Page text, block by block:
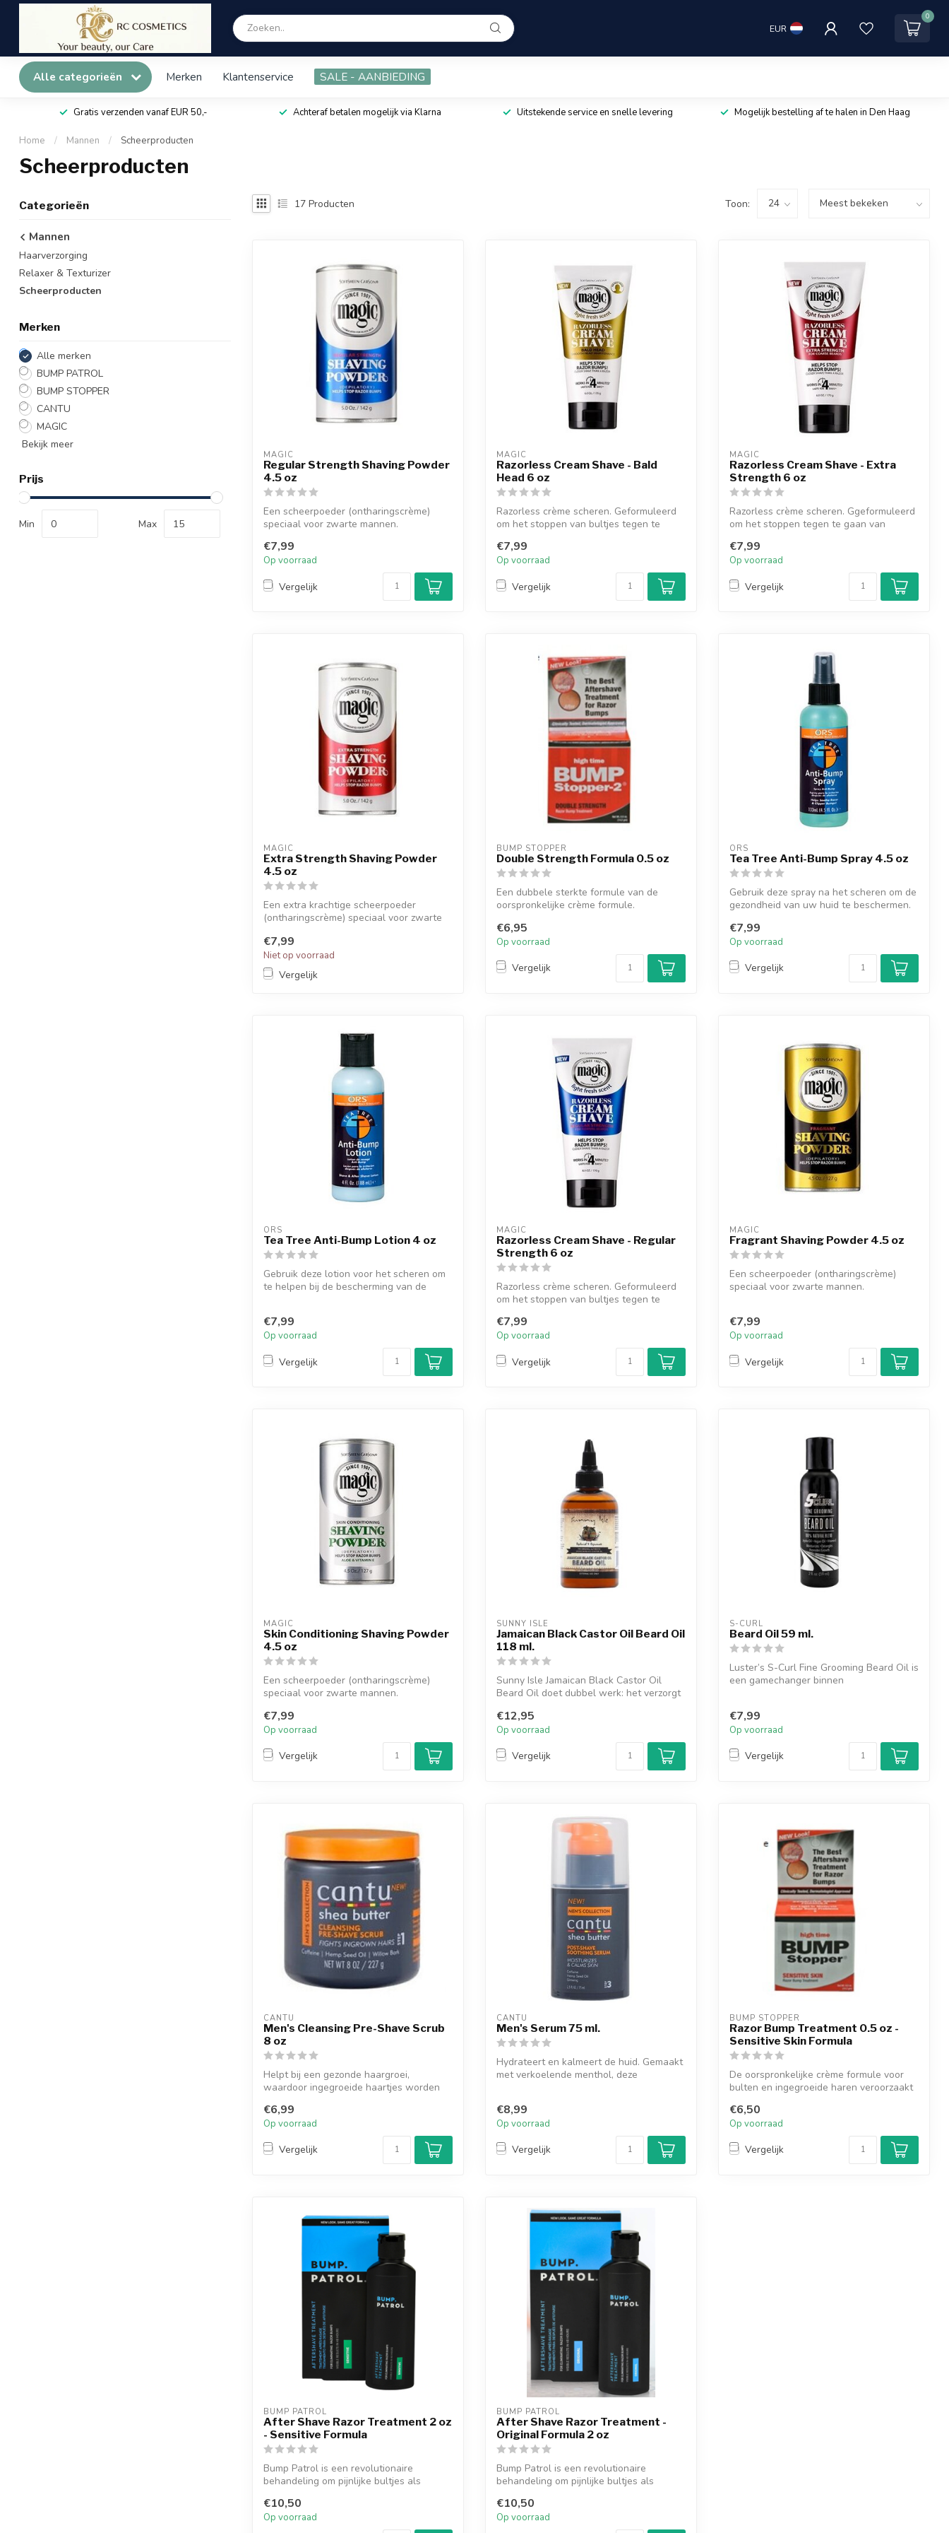
EUR
0
Alle categorieën Merken Klantenservice SALE - AANBIEDING
Gratis verzenden vanaf EUR 50,- Achteraf betalen mogelijk via Klarna Uitstekende service en snelle levering Mogelijk bestelling af te halen in Den Haag
Home / Mannen / Scheerproducten
Scheerproducten
Categorieën
Mannen
Haarverzorging
Relaxer & Texturizer
Scheerproducten
Merken
Alle merken
BUMP PATROL
BUMP STOPPER
CANTU
MAGIC
Bekijk meer
Prijs
Min Max
17 Producten Toon:
MAGIC
Regular Strength Shaving Powder
4.5 oz
Een scheerpoeder (ontharingscrème)
speciaal voor zwarte mannen.
€7,99
Op voorraad
Vergelijk
MAGIC
Razorless Cream Shave - Bald
Head 6 oz
Razorless crème scheren. Geformuleerd
om het stoppen van bultjes tegen te
€7,99
Op voorraad
Vergelijk
MAGIC
Razorless Cream Shave - Extra
Strength 6 oz
Razorless crème scheren. Ggeformuleerd
om het stoppen tegen te gaan van
€7,99
Op voorraad
Vergelijk
MAGIC
Extra Strength Shaving Powder
4.5 oz
Een extra krachtige scheerpoeder
(ontharingscrème) speciaal voor zwarte
€7,99
Niet op voorraad
Vergelijk
BUMP STOPPER
Double Strength Formula 0.5 oz
Een dubbele sterkte formule van de
oorspronkelijke crème formule.
€6,95
Op voorraad
Vergelijk
ORS
Tea Tree Anti-Bump Spray 4.5 oz
Gebruik deze spray na het scheren om de
gezondheid van uw huid te beschermen.
€7,99
Op voorraad
Vergelijk
ORS
Tea Tree Anti-Bump Lotion 4 oz
Gebruik deze lotion voor het scheren om
te helpen bij de bescherming van de
€7,99
Op voorraad
Vergelijk
MAGIC
Razorless Cream Shave - Regular
Strength 6 oz
Razorless crème scheren. Geformuleerd
om het stoppen van bultjes tegen te
€7,99
Op voorraad
Vergelijk
MAGIC
Fragrant Shaving Powder 4.5 oz
Een scheerpoeder (ontharingscrème)
speciaal voor zwarte mannen.
€7,99
Op voorraad
Vergelijk
MAGIC
Skin Conditioning Shaving Powder
4.5 oz
Een scheerpoeder (ontharingscrème)
speciaal voor zwarte mannen.
€7,99
Op voorraad
Vergelijk
SUNNY ISLE
Jamaican Black Castor Oil Beard Oil
118 ml.
Sunny Isle Jamaican Black Castor Oil
Beard Oil doet dubbel werk: het verzorgt
€12,95
Op voorraad
Vergelijk
S-CURL
Beard Oil 59 ml.
Luster’s S-Curl Fine Grooming Beard Oil is
een gamechanger binnen
€7,99
Op voorraad
Vergelijk
CANTU
Men's Cleansing Pre-Shave Scrub
8 oz
Helpt bij een gezonde haargroei,
waardoor ingegroeide haartjes worden
€6,99
Op voorraad
Vergelijk
CANTU
Men's Serum 75 ml.
Hydrateert en kalmeert de huid. Gemaakt
met verkoelende menthol, deze
€8,99
Op voorraad
Vergelijk
BUMP STOPPER
Razor Bump Treatment 0.5 oz -
Sensitive Skin Formula
De oorspronkelijke crème formule voor
bulten en ingegroeide haren veroorzaakt
€6,50
Op voorraad
Vergelijk
BUMP PATROL
After Shave Razor Treatment 2 oz
- Sensitive Formula
Bump Patrol is een revolutionaire
behandeling om pijnlijke bultjes als
€10,50
Op voorraad
BUMP PATROL
After Shave Razor Treatment -
Original Formula 2 oz
Bump Patrol is een revolutionaire
behandeling om pijnlijke bultjes als
€10,50
Op voorraad